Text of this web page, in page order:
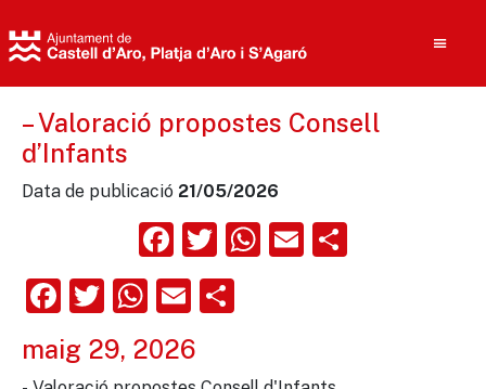
– Valoració propostes Consell
d’Infants
Data de publicació 21/05/2026
Facebook
Twitter
WhatsApp
Email
Facebook
Twitter
WhatsApp
Email
maig 29, 2026